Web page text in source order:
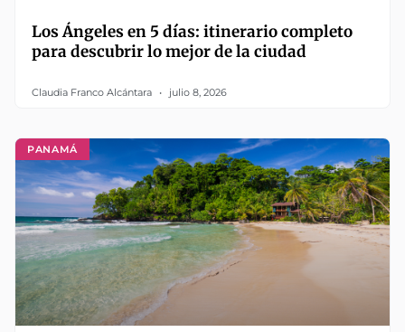
Los Ángeles en 5 días: itinerario completo
para descubrir lo mejor de la ciudad
Claudia Franco Alcántara julio 8, 2026
PANAMÁ